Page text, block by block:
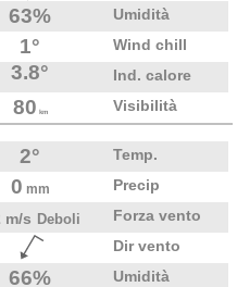
63% Umidità
1° Wind chill
3.8° Ind. calore
80 km Visibilità
2° Temp.
0 mm
Precip
m/s Deboli
Forza vento
Dir vento
66% Umidità